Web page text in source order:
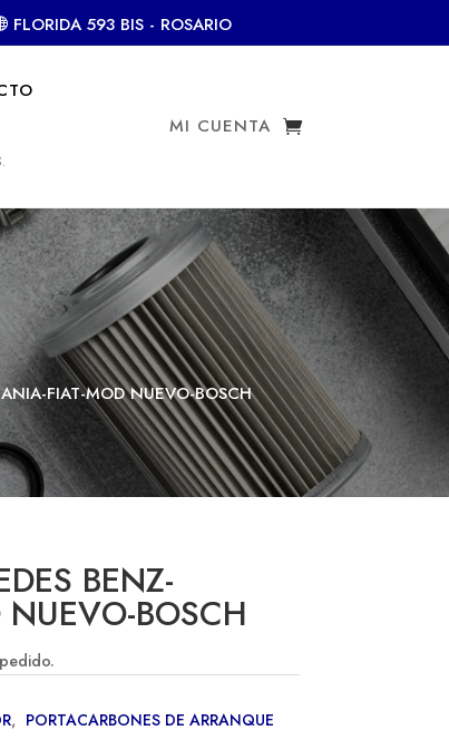
FLORIDA 593 BIS - ROSARIO
MI CUENTA
FIAT-MOD NUEVO-BOSCH
BENZ-
BOSCH
, PORTACARBONES DE ARRANQUE